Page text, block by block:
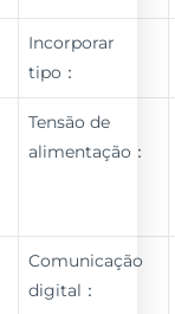
Incorporar
tipo：
Tensão de
alimentação：
Comunicação
digital：